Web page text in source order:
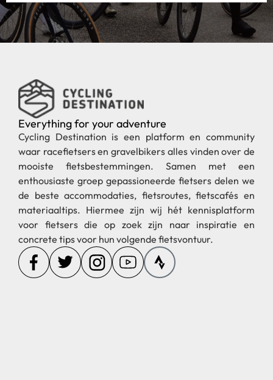
Everything for your adventure
Cycling Destination is een platform en community
waar racefietsers en gravelbikers alles vinden over de
mooiste fietsbestemmingen. Samen met een
enthousiaste groep gepassioneerde fietsers delen we
de beste accommodaties, fietsroutes, fietscafés en
materiaaltips. Hiermee zijn wij hét kennisplatform
voor fietsers die op zoek zijn naar inspiratie en
concrete tips voor hun volgende fietsvontuur.